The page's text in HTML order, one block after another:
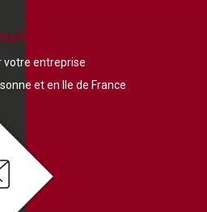
?
votre entreprise
et en Ile de France